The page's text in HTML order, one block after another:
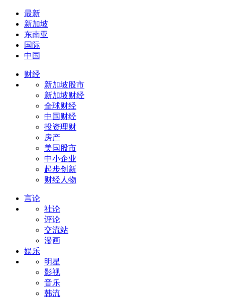
最新
新加坡
东南亚
国际
中国
财经
新加坡股市
新加坡财经
全球财经
中国财经
投资理财
房产
美国股市
中小企业
起步创新
财经人物
言论
社论
评论
交流站
漫画
娱乐
明星
影视
音乐
韩流